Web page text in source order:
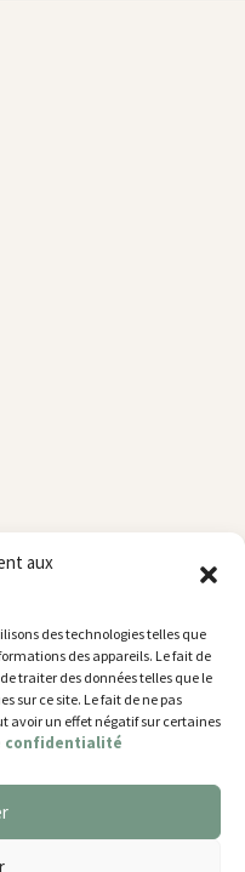
aux
des technologies telles que
des appareils. Le fait de
traiter des données telles que le
sur ce site. Le fait de ne pas
avoir un effet négatif sur certaines
confidentialité
offrir la meilleure